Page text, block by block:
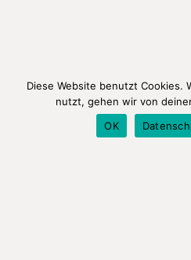
Diese Website benutzt Cookies.
nutzt, gehen wir von
OK